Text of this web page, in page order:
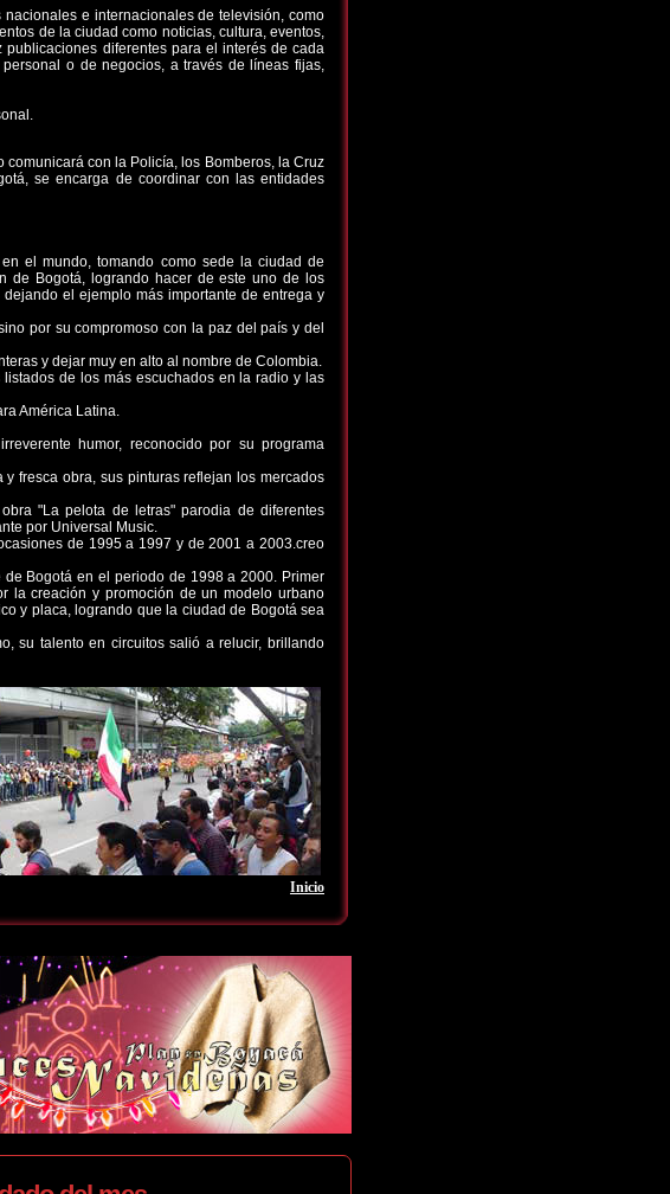
e internacionales de televisión, como
de la ciudad como noticias, cultura, eventos,
diferentes para el interés de cada
o de negocios, a través de líneas fijas,
con la Policía, los Bomberos, la Cruz
se encarga de coordinar con las entidades
el mundo, tomando como sede la ciudad de
de Bogotá, logrando hacer de este uno de los
el ejemplo más importante de entrega y
por su compromoso con la paz del país y del
y dejar muy en alto al nombre de Colombia.
de los más escuchados en la radio y las
América Latina.
humor, reconocido por su programa
fresca obra, sus pinturas reflejan los mercados
"La pelota de letras" parodia de diferentes
por Universal Music.
de 1995 a 1997 y de 2001 a 2003.creo
Bogotá en el periodo de 1998 a 2000. Primer
la creación y promoción de un modelo urbano
y placa, logrando que la ciudad de Bogotá sea
su talento en circuitos salió a relucir, brillando
Inicio